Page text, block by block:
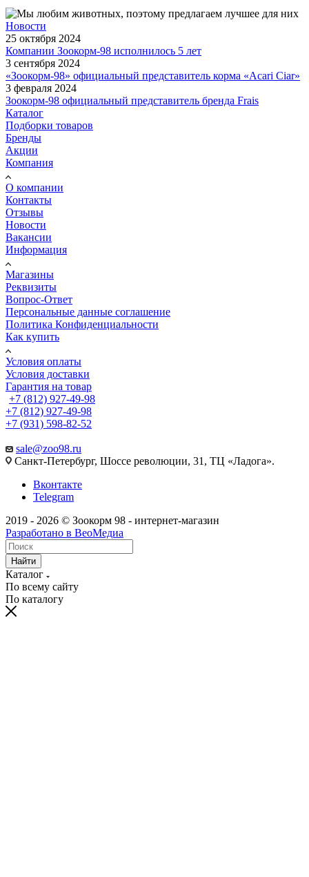
Новости
25 октября 2024
Компании Зоокорм-98 исполнилось 5 лет
3 сентября 2024
«Зоокорм-98» официальный представитель корма «Acari Ciar»
3 февраля 2024
Зоокорм-98 официальный представитель бренда Frais
Каталог
Подборки товаров
Бренды
Акции
Компания
О компании
Контакты
Отзывы
Новости
Вакансии
Информация
Магазины
Реквизиты
Вопрос-Ответ
Персональные данные соглашение
Политика Конфиденциальности
Как купить
Условия оплаты
Условия доставки
Гарантия на товар
+7 (812) 927-49-98
+7 (812) 927-49-98
+7 (931) 598-82-52
sale@zoo98.ru
Санкт-Петербург, Шоссе революции, 31, ТЦ «Ладога».
Вконтакте
Telegram
2019 - 2026 © Зоокорм 98 - интернет-магазин
Разработано в ВеоМедиа
Найти
Каталог
По всему сайту
По каталогу